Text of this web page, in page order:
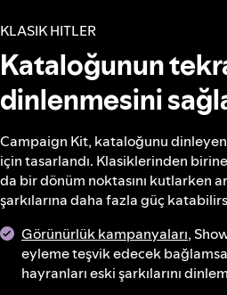
KLASIK HITLER
Kataloğunun
dinlenmesini
Campaign Kit, kataloğunu
için tasarlandı. Klasiklerinden
da bir dönüm noktasını kutlarken
şarkılarına daha fazla güç
Görünürlük kampanyaları,
eyleme teşvik edecek
hayranları eski şarkılarını